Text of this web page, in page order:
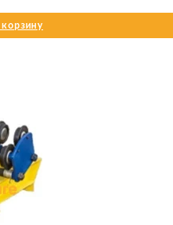
корзину